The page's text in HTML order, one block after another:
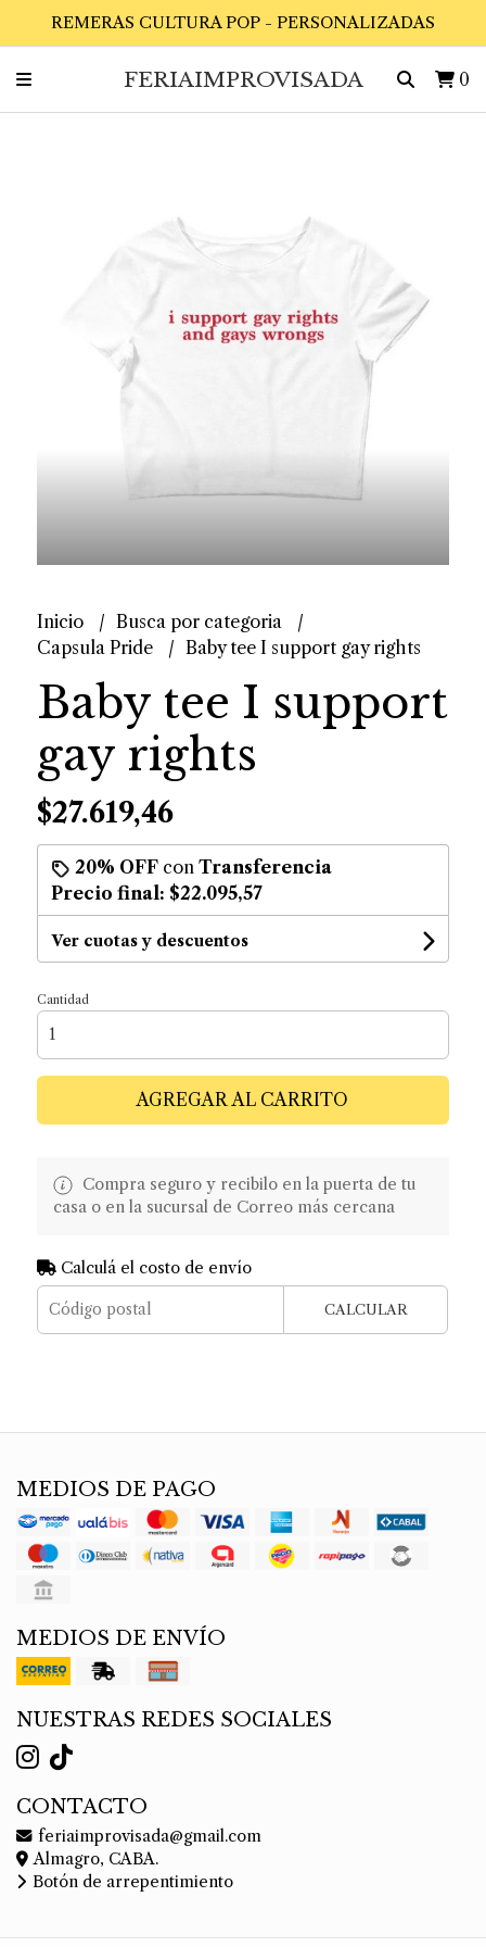
REMERAS CULTURA POP - PERSONALIZADAS
FERIAIMPROVISADA 0
Inicio
Busca por categoria
Capsula Pride
Baby tee I support gay rights
Baby tee I support
gay rights
$27.619,46
20% OFFcon Transferencia
Precio final: $22.095,57
Ver cuotas y descuentos
Cantidad
AGREGAR AL CARRITO
Compra seguro y recibilo en la puerta de tu
casa o en la sucursal de Correo más cercana
Calculá el costo de envío
CALCULAR
MEDIOS DE PAGO
MEDIOS DE ENVÍO
NUESTRAS REDES SOCIALES
CONTACTO
feriaimprovisada@gmail.com
Almagro, CABA.
Botón de arrepentimiento